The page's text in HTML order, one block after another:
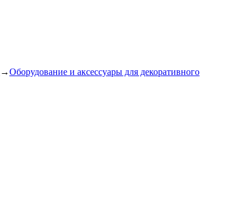
→Оборудование и аксессуары для декоративного